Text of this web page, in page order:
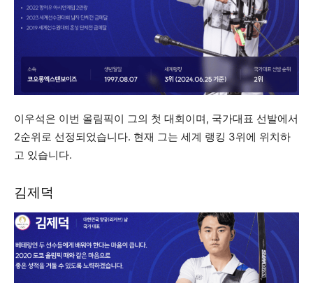
이우석은 이번 올림픽이 그의 첫 대회이며, 국가대표 선발에서
2순위로 선정되었습니다. 현재 그는 세계 랭킹 3위에 위치하
고 있습니다.
김제덕